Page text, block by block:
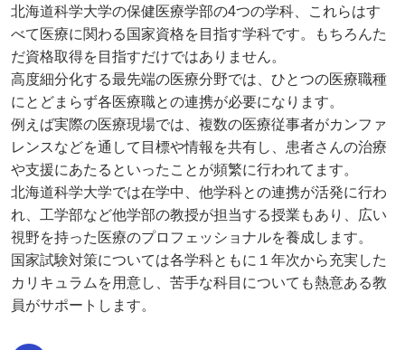
北海道科学大学の保健医療学部の4つの学科、これらはす
べて医療に関わる国家資格を目指す学科です。もちろんた
だ資格取得を目指すだけではありません。
高度細分化する最先端の医療分野では、ひとつの医療職種
にとどまらず各医療職との連携が必要になります。
例えば実際の医療現場では、複数の医療従事者がカンファ
レンスなどを通して目標や情報を共有し、患者さんの治療
や支援にあたるといったことが頻繁に行われてます。
北海道科学大学では在学中、他学科との連携が活発に行わ
れ、工学部など他学部の教授が担当する授業もあり、広い
視野を持った医療のプロフェッショナルを養成します。
国家試験対策については各学科ともに１年次から充実した
カリキュラムを用意し、苦手な科目についても熱意ある教
員がサポートします。